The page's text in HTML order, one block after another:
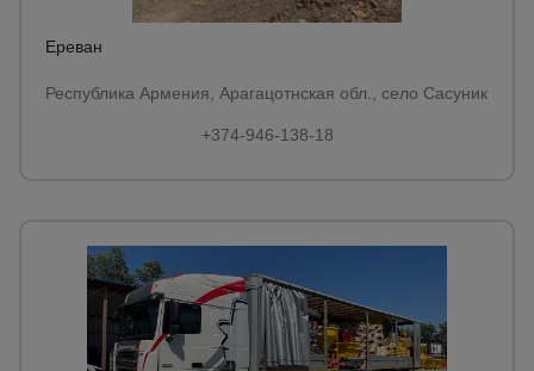
Ереван
Республика Армения, Арагацотнская обл., село Сасуник
+374-946-138-18